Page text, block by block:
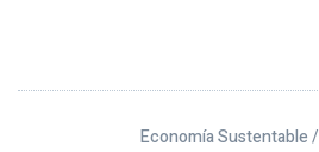
Economía Sustentable /